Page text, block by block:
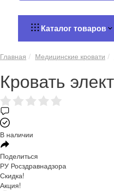
Каталог товаров
Главная Медицинские кровати
Кровать
В наличии
Поделиться
РУ Росздравнадзора
Скидка!
Акция!